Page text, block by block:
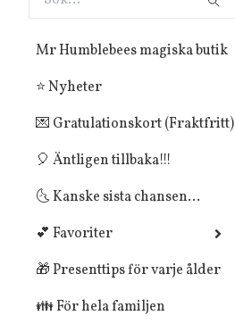
Mr Humblebees magiska butik
⭐ Nyheter
💌 Gratulationskort (Fraktfritt)
🎈 Äntligen tillbaka!!!
🌜 Kanske sista chansen...
💕 Favoriter
🎁 Presenttips för varje ålder
👪 För hela familjen